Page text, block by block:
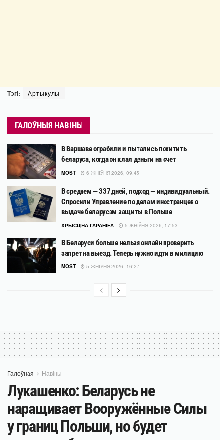
Тэгі: Артыкулы
ГАЛОЎНЫЯ НАВІНЫ
В Варшаве ограбили и пытались похитить
беларуса, когда он клал деньги на счет
MOST 6 ЖНІЎНЯ 2026, 09:45
В среднем — 337 дней, подход — индивидуальный.
Спросили Управление по делам иностранцев о
выдаче беларусам защиты в Польше
ХРЫСЦІНА ГАРАНІНА 5 ЖНІЎНЯ 2026, 17:53
В Беларуси больше нельзя онлайн проверить
запрет на выезд. Теперь нужно идти в милицию
MOST 5 ЖНІЎНЯ 2026, 16:27
Галоўная Навіны
Лукашенко: Беларусь не
наращивает Вооружённые Силы
у границ Польши, но будет